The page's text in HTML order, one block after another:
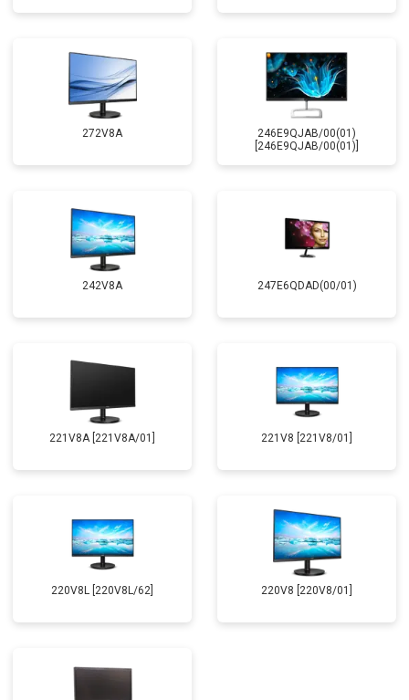
272V8A
246E9QJAB/00(01)
[246E9QJAB/00(01)]
242V8A 247E6QDAD(00/01)
221V8A [221V8A/01] 221V8 [221V8/01]
220V8L [220V8L/62] 220V8 [220V8/01]